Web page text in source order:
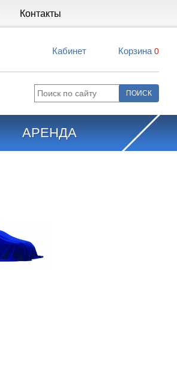
Контакты
Кабинет Корзина 0
АРЕНДА